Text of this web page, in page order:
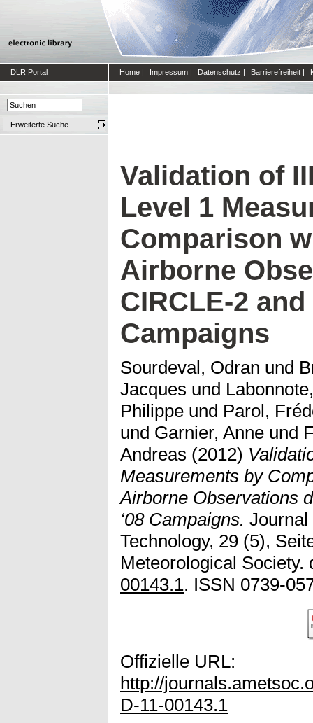
DLR Portal Home | Impressum | Datenschutz | Barrierefreiheit |
Erweiterte Suche
Validation of
Level 1
Comparison
Airborne
CIRCLE-2 and
Campaigns
Sourdeval, Odran und
Jacques und
Philippe und Parol,
und Garnier, Anne und
Andreas (2012)
Measurements by
Airborne Observations
‘08 Campaigns. Journal
Technology, 29 (5),
Meteorological Society.
00143.1. ISSN 0739-
Offizielle URL:
http://
D-11-00143.1